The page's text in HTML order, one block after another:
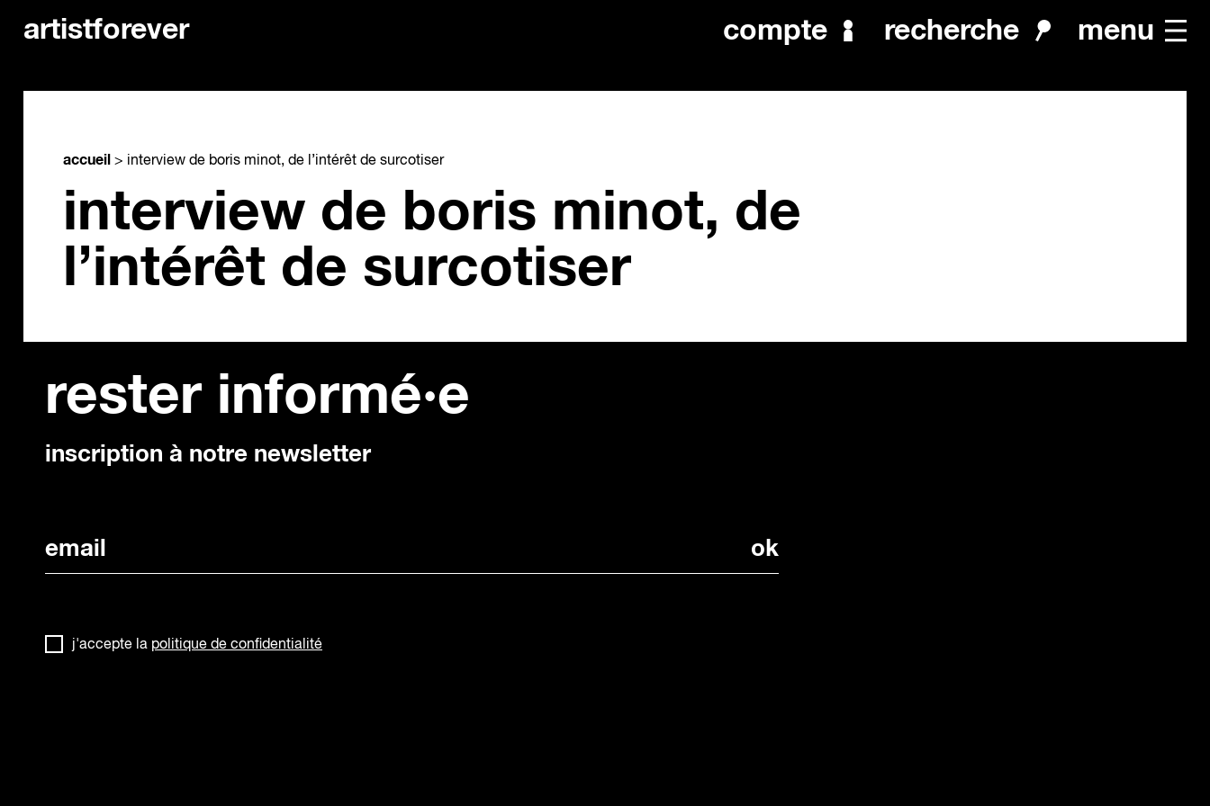
artistforever compte recherche menu
accueil > interview de boris minot, de l’intérêt de surcotiser
interview de boris minot, de
l’intérêt de surcotiser
rester informé·e
inscription à notre newsletter
j'accepte la politique de confidentialité